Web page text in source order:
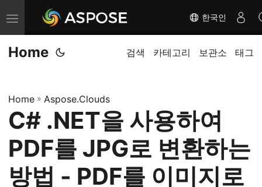
내
비
게
전
환
한국인
Home 검색 카테고리 보관소 태그
Home » Aspose.Clouds
C# .NET을 사용하여
PDF를 JPG로 변환하는
방법 - PDF를 이미지로